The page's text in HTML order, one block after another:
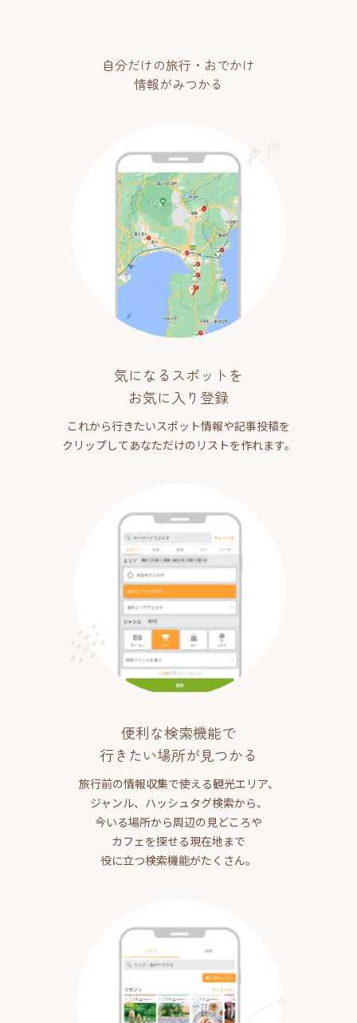
自分だけの旅行・おでかけ
情報がみつかる
気になるスポットを
お気に入り登録
これから行きたいスポット情報や記事投稿を
クリップしてあなただけのリストを作れます。
便利な検索機能で
行きたい場所が見つかる
旅行前の情報収集で使える観光エリア、
ジャンル、ハッシュタグ検索から、
今いる場所から周辺の見どころや
カフェを探せる現在地まで
役に立つ検索機能がたくさん。